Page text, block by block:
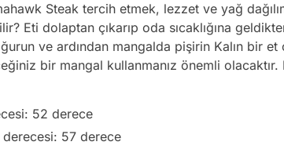
Steak tercih etmek, lezzet ve yağ
Eti dolaptan çıkarıp oda sıcaklığına
ve ardından mangalda pişirin Kalın bir et
bir mangal kullanmanız önemli
52 derece
57 derece